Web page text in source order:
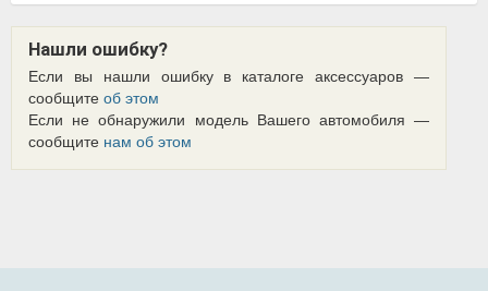
Нашли ошибку?
Если вы нашли ошибку в каталоге аксессуаров —
сообщите об этом
Если не обнаружили модель Вашего автомобиля —
сообщите нам об этом